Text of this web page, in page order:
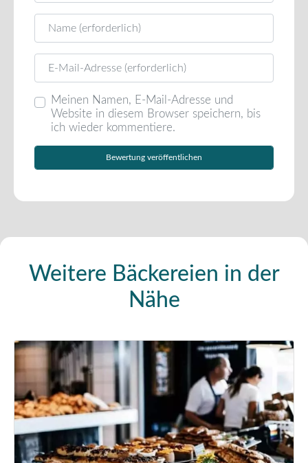
Name
E-Mail
Meinen Namen, E-Mail-Adresse und
Website in diesem Browser speichern, bis
ich wieder kommentiere.
Weitere Bäckereien in der
Nähe